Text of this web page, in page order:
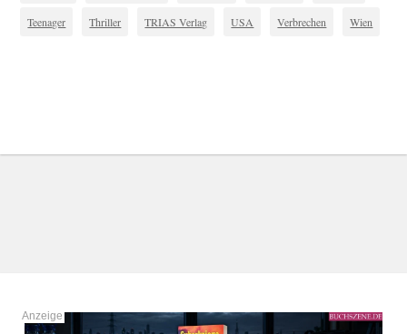
Teenager Thriller TRIAS Verlag USA Verbrechen Wien